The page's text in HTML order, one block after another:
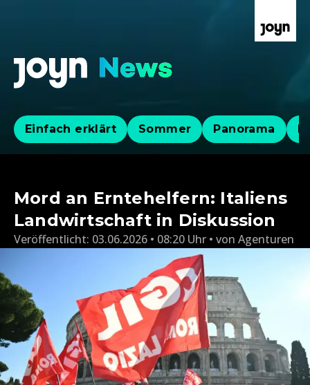
Einfach erklärt Sommer Panorama
Mord an Erntehelfern: Italiens
Landwirtschaft in Diskussion
Veröffentlicht: 03.06.2026 • 08:20 Uhr von Agenturen